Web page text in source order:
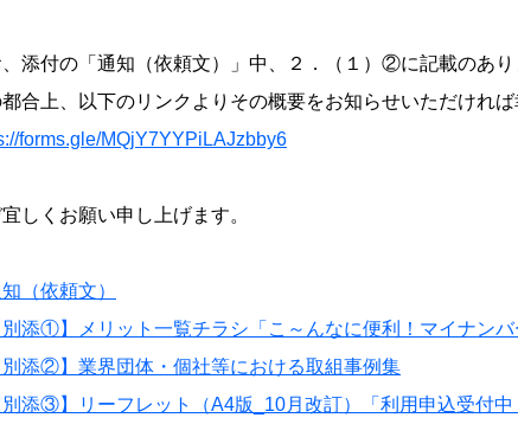
添付の「通知（依頼文）」中、２．（１）②に記載のあ
合上、以下のリンクよりその概要をお知らせいただければ
forms.gle/MQjY7YYPiLAJzbby6
しくお願い申し上げます。
（依頼文）
別添①】メリット一覧チラシ「こ～んなに便利！マイナンバ
別添②】業界団体・個社等における取組事例集
別添③】リーフレット（A4版_10月改訂）「利用申込受付